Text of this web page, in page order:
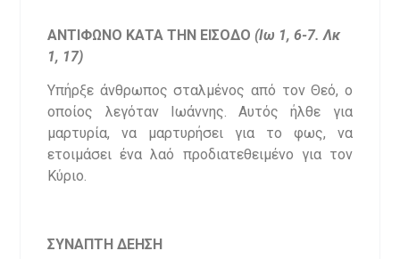
ΑΝΤΙΦΩΝΟ ΚΑΤΑ ΤΗΝ ΕΙΣΟΔΟ(Ιω 1, 6-7. Λκ
1, 17)
Υπήρξε άνθρωπος σταλμένος από τον Θεό, ο
οποίος λεγόταν Ιωάννης. Αυτός ήλθε για
μαρτυρία, να μαρτυρήσει για το φως, να
ετοιμάσει ένα λαό προδιατεθειμένο για τον
Κύριο.
ΣΥΝΑΠΤΗ ΔΕΗΣΗ